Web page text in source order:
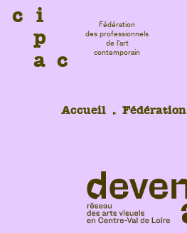
c i
p
a c
Fédération
des professionnels
de l’art
contemporain
Accueil Fédération